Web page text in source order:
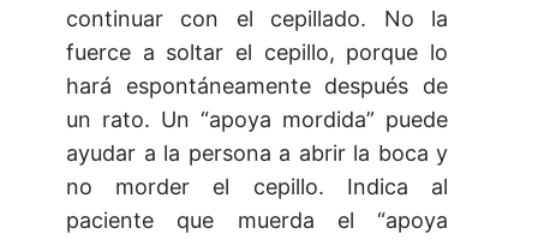
continuar con el cepillado. No la
fuerce a soltar el cepillo, porque lo
hará espontáneamente después de
un rato. Un “apoya mordida” puede
ayudar a la persona a abrir la boca y
no morder el cepillo. Indica al
paciente que muerda el “apoya